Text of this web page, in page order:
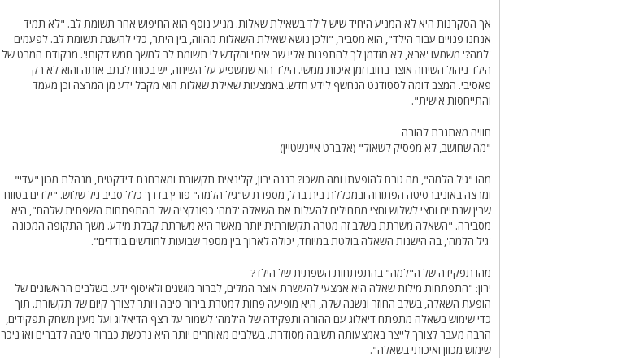
אך הסקרנות היא לא המניע היחיד שיש לילד בשאילת שאלות. מניע נוסף הוא החיפוש אחר תשומת לב. "לא תמיד
אנחנו פנויים עבור הילד", הוא מסביר, "ולכן נושא שאילת השאלות מהווה, בין היתר, כלי להשגת תשומת לב. לפעמים
'למה?' משמעו 'אבא, לא מזדמן לך להתפנות אלי! שב איתי והקדש לי תשומת לב למשך חמש דקות!'. מנקודת המבט של
הילד ניהול השיחה אוצר בחובו זמן איכות ממשי. הילד הוא שמשפיע על השיחה, יש בכוחו לנתב אותה והוא לא רק
פאסיבי. המצב דומה לסטודנט הנחשף לידע חדש. באמצעות שאילת שאלות הוא מקבל ידע מן המרצה וכן מעמד
והתייחסות אישית".
חוויה מאתגרת להורה
"מה שחושב, לא מפסיק לשאול" (אלברט איינשטיין)
מהו "גיל הלמה", מה גורם להופעתו ומה משכו? רננה ירון, קלינאית תקשורת ומאבחנת דידקטית, מנהלת מכון "עדי"
ומרצה באוניברסיטה הפתוחה ובמכללת בית ברל, מספרת ש"גיל הלמה" פורץ בדרך כלל סביב גיל שלוש. "ילדים בטווח
שבין שנתיים וחצי לשלוש וחצי מתחילים להעלות את השאלה 'למה' כפונקציה של ההתפתחות השפתית שלהם", היא
מסבירה. "השאלה משרתת בשלב זה מטרה תקשורתית יותר מאשר היא משרתת קבלת מידע. משך התקופה המכונה
'גיל הלמה', בה הישנות השאלה בולטת במיוחד, יכולה לארוך בין מספר שבועות לחודשים בודדים".
מהו תפקידה של ה"למה" בהתפתחות השפתית של הילד?
ירון: "התפתחות מילות שאלה היא אמצעי להעשרת אוצר המלים, לברור מושגים ולאיסוף ידע. בשלבים הראשונים של
הופעת השאלה, בשלב החוזר ונשנה שלה, היא מופיעה פחות למטרת בירור סיבה ויותר לצורך קיום של תקשורת. תוך
כדי שימוש בשאלה מתפתח דיאלוג עם ההורה ותפקידה של ה'למה' לשמור על רצף הדיאלוג ועל מעין משחק תפקידים,
הרבה מעבר לצורך לייצר באמצעותה תשובה מסודרת. בשלבים מאוחרים יותר היא נרכשת כברור סיבה לדברים ואז ניכר
שימוש מכוון ואיכותי בשאלה".